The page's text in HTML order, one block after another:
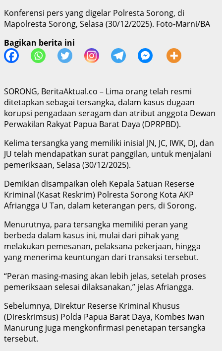
Konferensi pers yang digelar Polresta Sorong, di
Mapolresta Sorong, Selasa (30/12/2025). Foto-Marni/BA
Bagikan berita ini
SORONG, BeritaAktual.co – Lima orang telah resmi
ditetapkan sebagai tersangka, dalam kasus dugaan
korupsi pengadaan seragam dan atribut anggota Dewan
Perwakilan Rakyat Papua Barat Daya (DPRPBD).
Kelima tersangka yang memiliki inisial JN, JC, IWK, DJ, dan
JU telah mendapatkan surat panggilan, untuk menjalani
pemeriksaan, Selasa (30/12/2025).
Demikian disampaikan oleh Kepala Satuan Reserse
Kriminal (Kasat Reskrim) Polresta Sorong Kota AKP
Afriangga U Tan, dalam keterangan pers, di Sorong.
Menurutnya, para tersangka memiliki peran yang
berbeda dalam kasus ini, mulai dari pihak yang
melakukan pemesanan, pelaksana pekerjaan, hingga
yang menerima keuntungan dari transaksi tersebut.
“Peran masing-masing akan lebih jelas, setelah proses
pemeriksaan selesai dilaksanakan,” jelas Afriangga.
Sebelumnya, Direktur Reserse Kriminal Khusus
(Direskrimsus) Polda Papua Barat Daya, Kombes Iwan
Manurung juga mengkonfirmasi penetapan tersangka
tersebut.